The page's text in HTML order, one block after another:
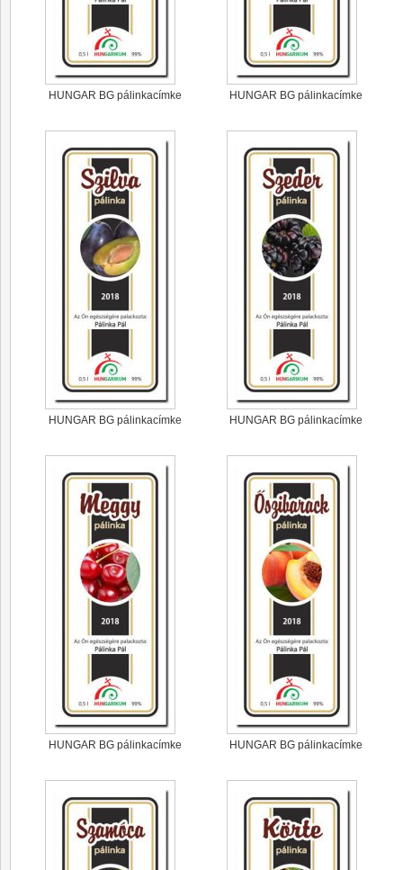
HUNGAR BG pálinkacímke HUNGAR BG pálinkacímke
HUNGAR BG pálinkacímke HUNGAR BG pálinkacímke
HUNGAR BG pálinkacímke HUNGAR BG pálinkacímke